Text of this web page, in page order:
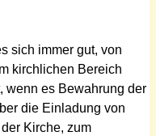
sich immer gut, von
kirchlichen Bereich
wenn es Bewahrung der
die Einladung von
Kirche, zum